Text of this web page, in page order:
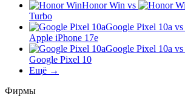
Honor Win vs
Turbo
Google Pixel 10a vs
Apple iPhone 17e
Google Pixel 10a vs
Google Pixel 10
Ещё →
Фирмы